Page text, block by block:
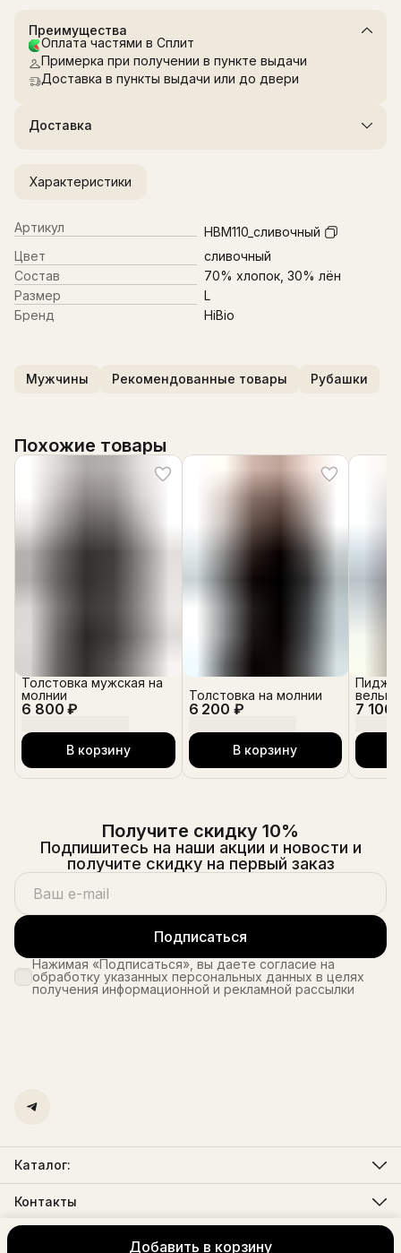
Добавить в корзину
Преимущества
Оплата частями в Сплит
Примерка при получении в пункте выдачи
Доставка в пункты выдачи или до двери
Доставка
Характеристики
Артикул
HBM110_сливочный
Цвет
сливочный
Состав
70% хлопок, 30% лён
Размер
L
Бренд
HiBio
Мужчины Рекомендованные товары Рубашки
Похожие товары
6 800 ₽
Толстовка мужская на
молнии
В корзину
6 200 ₽
Толстовка на молнии
В корзину
7 100
Получите скидку 10%
Подпишитесь на наши акции и новости и
получите скидку на первый заказ
Подписаться
Нажимая «Подписаться», вы даете согласие на
обработку указанных персональных данных в целях
получения информационной и рекламной рассылки
Каталог:
Мужская одежда
Женская одежда
Контакты
Телефон
ДоставкаПравила возврата